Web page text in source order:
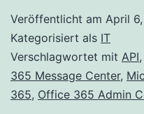
der
Kaizala-
API
auf
Veröffentlicht am April
Kategorisiert als IT
Verschlagwortet mit API,
365 Message Center,
365, Office 365 Admin